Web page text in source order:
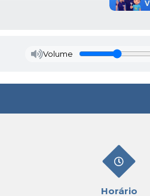
Volume
Horário